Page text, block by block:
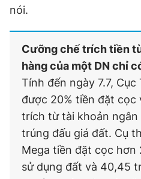
nói.
Cưỡng chế trích tiền
hàng của một DN chỉ
Tính đến ngày 7.7, Cục
được 20% tiền đặt cọc
trích từ tài khoản ngân
trúng đấu giá đất. Cụ
Mega tiền đặt cọc hơn
sử dụng đất và 40,45